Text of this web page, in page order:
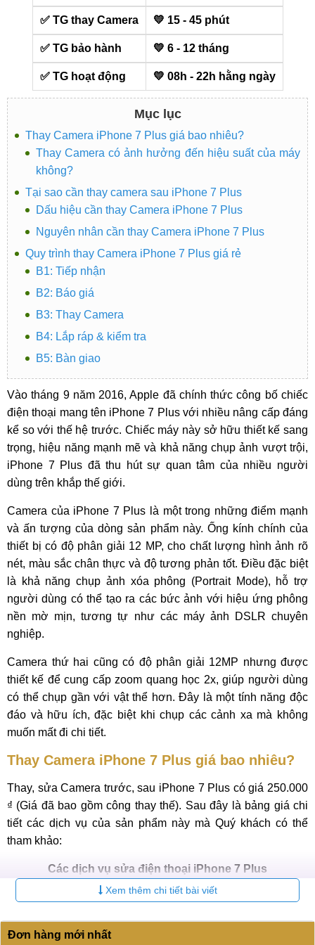
✅ TG thay Camera 💛 15 - 45 phút
✅ TG bảo hành 💛 6 - 12 tháng
✅ TG hoạt động 💛 08h - 22h hằng ngày
Mục lục
Thay Camera iPhone 7 Plus giá bao nhiêu?
Thay Camera có ảnh hưởng đến hiệu suất của máy
không?
Tại sao cần thay camera sau iPhone 7 Plus
Dấu hiệu cần thay Camera iPhone 7 Plus
Nguyên nhân cần thay Camera iPhone 7 Plus
Quy trình thay Camera iPhone 7 Plus giá rẻ
B1: Tiếp nhận
B2: Báo giá
B3: Thay Camera
B4: Lắp ráp & kiểm tra
B5: Bàn giao
Vào tháng 9 năm 2016, Apple đã chính thức công bố chiếc
điện thoại mang tên iPhone 7 Plus với nhiều nâng cấp đáng
kể so với thế hệ trước. Chiếc máy này sở hữu thiết kế sang
trọng, hiệu năng mạnh mẽ và khả năng chụp ảnh vượt trội,
iPhone 7 Plus đã thu hút sự quan tâm của nhiều người
dùng trên khắp thế giới.
Camera của iPhone 7 Plus là một trong những điểm mạnh
và ấn tượng của dòng sản phẩm này. Ống kính chính của
thiết bị có độ phân giải 12 MP, cho chất lượng hình ảnh rõ
nét, màu sắc chân thực và độ tương phản tốt. Điều đặc biệt
là khả năng chụp ảnh xóa phông (Portrait Mode), hỗ trợ
người dùng có thể tạo ra các bức ảnh với hiệu ứng phông
nền mờ mịn, tương tự như các máy ảnh DSLR chuyên
nghiệp.
Camera thứ hai cũng có độ phân giải 12MP nhưng được
thiết kế để cung cấp zoom quang học 2x, giúp người dùng
có thể chụp gần với vật thể hơn. Đây là một tính năng độc
đáo và hữu ích, đặc biệt khi chụp các cảnh xa mà không
muốn mất đi chi tiết.
Thay Camera iPhone 7 Plus giá bao nhiêu?
Thay, sửa Camera trước, sau iPhone 7 Plus có giá 250.000
₫ (Giá đã bao gồm công thay thế). Sau đây là bảng giá chi
tiết các dịch vụ của sản phẩm này mà Quý khách có thể
tham khảo:
Các dịch vụ sửa điện thoại iPhone 7 Plus
Bảo
Thay màn hình iPhone 7
Xem thêm chi tiết bài viết
Đơn hàng mới nhất